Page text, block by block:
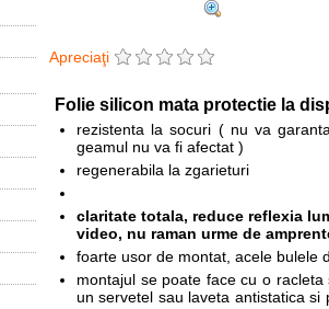
Apreciaţi
Folie silicon mata protectie la
rezistenta la socuri ( nu va
geamul nu va fi afectat )
regenerabila la zgarieturi
claritate totala, reduce reflexia
video, nu raman urme de
foarte usor de montat, acele bulele
montajul se poate face cu o
un servetel sau laveta antistatica